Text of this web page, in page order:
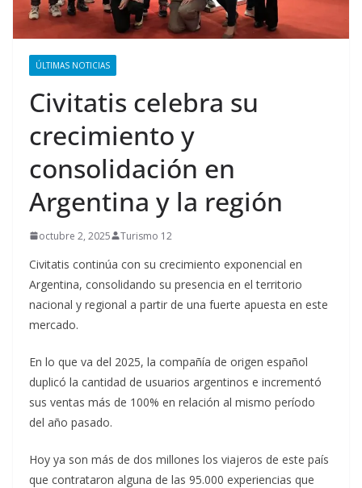
ÚLTIMAS NOTICIAS
Civitatis celebra su
crecimiento y
consolidación en
Argentina y la región
octubre 2, 2025 Turismo 12
Civitatis continúa con su crecimiento exponencial en
Argentina, consolidando su presencia en el territorio
nacional y regional a partir de una fuerte apuesta en este
mercado.
En lo que va del 2025, la compañía de origen español
duplicó la cantidad de usuarios argentinos e incrementó
sus ventas más de 100% en relación al mismo período
del año pasado.
Hoy ya son más de dos millones los viajeros de este país
que contrataron alguna de las 95.000 experiencias que